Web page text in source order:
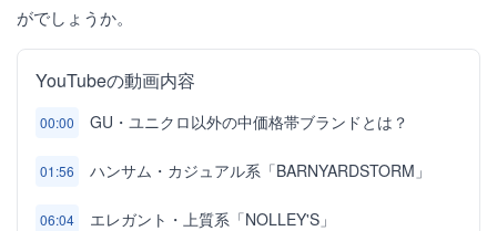
がでしょうか。
YouTubeの動画内容
00:00 GU・ユニクロ以外の中価格帯ブランドとは？
01:56 ハンサム・カジュアル系「BARNYARDSTORM」
06:04 エレガント・上質系「NOLLEY'S」